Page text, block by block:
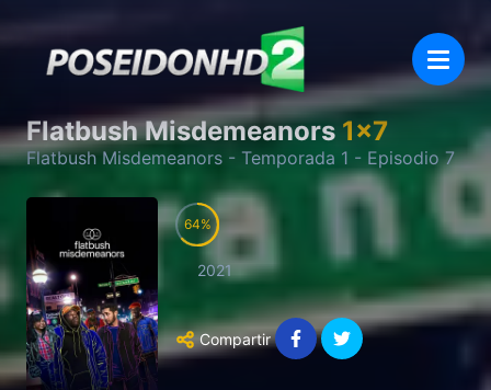
Flatbush Misdemeanors 1x7
Flatbush Misdemeanors - Temporada 1 - Episodio7
64
2021
Compartir